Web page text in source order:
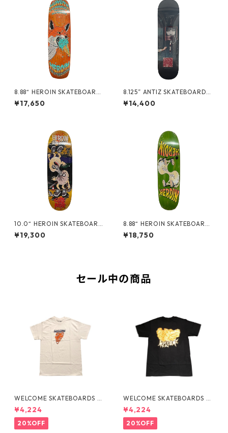
8.88“ HEROIN SKATEBOARDS
- HAYATE FOX SHOVEL -
¥17,650
8.125” ANTIZ SKATEBOARDS
- BJARNE TJOETTA “PRO M
ODEL” -
¥14,400
10.0“ HEROIN SKATEBOARD
S - CURB KILLER 9 MERGED
-
¥19,300
8.88“ HEROIN SKATEBOARDS
- MERGED EGG -
¥18,750
セール中の商品
WELCOME SKATEBOARDS -F
LAMES TEE "WHITE"
¥4,224
20%OFF
WELCOME SKATEBOARDS -
BARK PREMIUM TEE "BLAC
K"
¥4,224
20%OFF